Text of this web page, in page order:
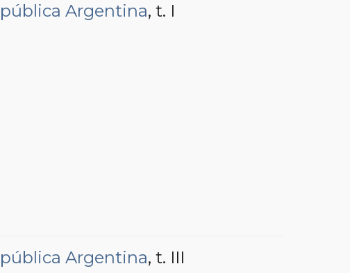
Argentina, t. I
Argentina, t. III